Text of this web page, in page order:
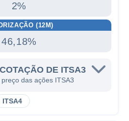
2%
(12M)
46,18%
DE ITSA3
das ações ITSA3
ITSA4